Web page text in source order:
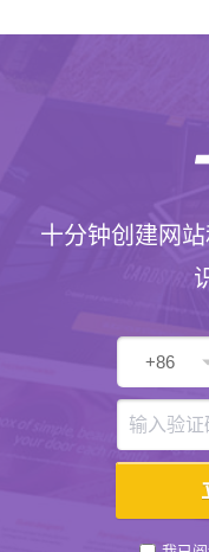
十分钟创建网